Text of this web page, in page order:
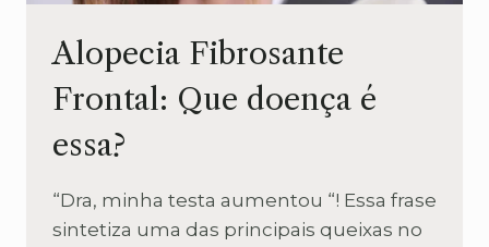
Alopecia Fibrosante
Frontal: Que doença é
essa?
“Dra, minha testa aumentou “! Essa frase
sintetiza uma das principais queixas no